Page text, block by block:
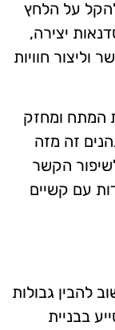
להקל על הלחץ
יצירה,
וליצור חוויות
המתח ומחזק
זה מזה
הקשר
עם קשיים
להבין גבולות
בבניית